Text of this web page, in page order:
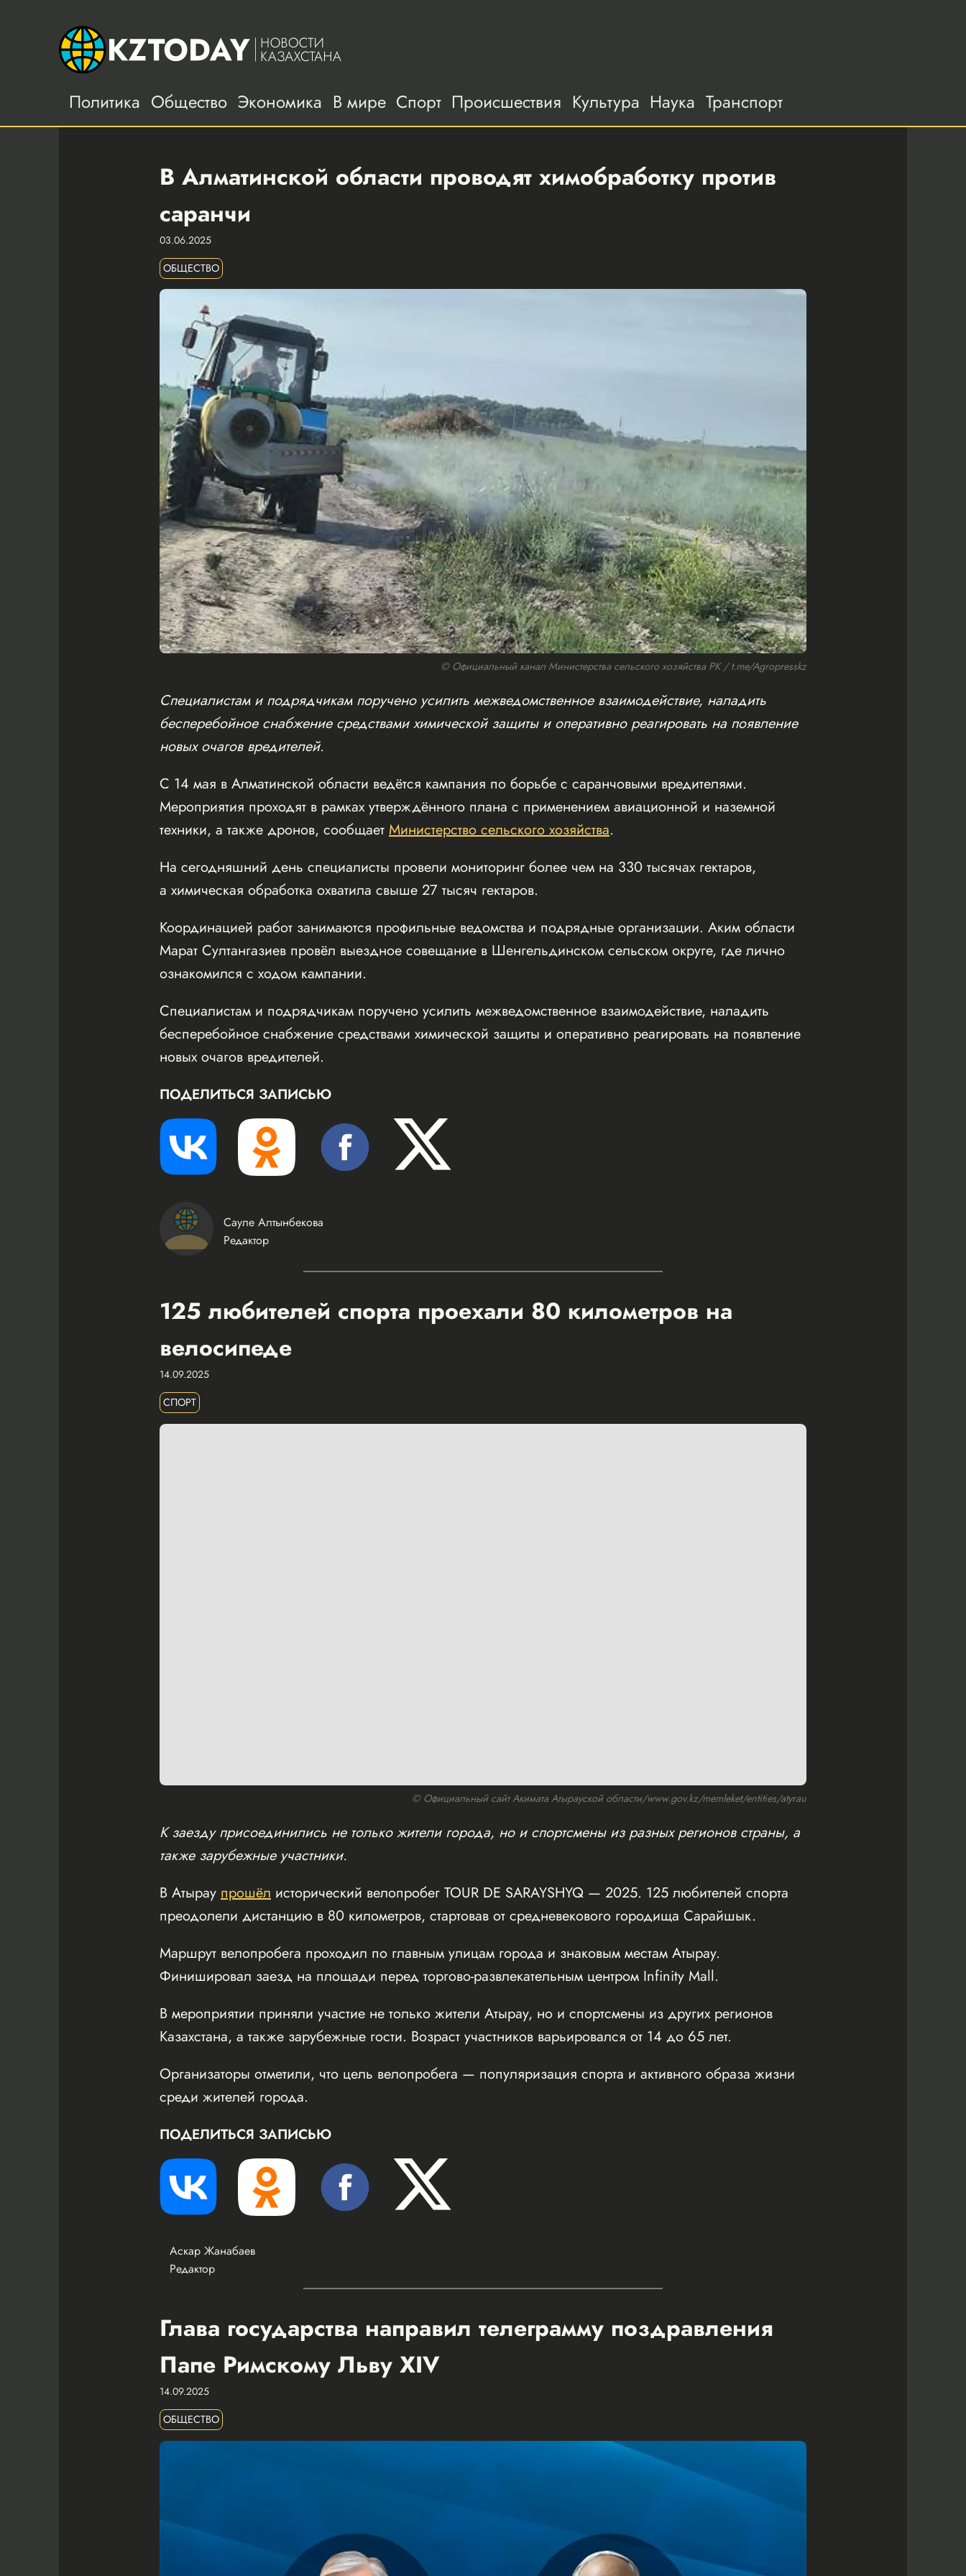
Политика Общество Экономика В мире Спорт Происшествия Культура Наука Транспорт
В Алматинской области проводят химобработку против
саранчи
03.06.2025
ОБЩЕСТВО
© Официальный канал Министерства сельского хозяйства РК / t.me/Agropresskz
Специалистам и подрядчикам поручено усилить межведомственное взаимодействие, наладить
бесперебойное снабжение средствами химической защиты и оперативно реагировать на появление
новых очагов вредителей.
С 14 мая в Алматинской области ведётся кампания по борьбе с саранчовыми вредителями.
Мероприятия проходят в рамках утверждённого плана с применением авиационной и наземной
техники, а также дронов, сообщает Министерство сельского хозяйства.
На сегодняшний день специалисты провели мониторинг более чем на 330 тысячах гектаров,
а химическая обработка охватила свыше 27 тысяч гектаров.
Координацией работ занимаются профильные ведомства и подрядные организации. Аким области
Марат Султангазиев провёл выездное совещание в Шенгельдинском сельском округе, где лично
ознакомился с ходом кампании.
Специалистам и подрядчикам поручено усилить межведомственное взаимодействие, наладить
бесперебойное снабжение средствами химической защиты и оперативно реагировать на появление
новых очагов вредителей.
ПОДЕЛИТЬСЯ ЗАПИСЬЮ
Сауле Алтынбекова
Редактор
125 любителей спорта проехали 80 километров на
велосипеде
14.09.2025
СПОРТ
© Официальный сайт Акимата Атырауской области/www.gov.kz/memleket/entities/atyrau
К заезду присоединились не только жители города, но и спортсмены из разных регионов страны, а
также зарубежные участники.
В Атырау прошёл исторический велопробег TOUR DE SARAYSHYQ — 2025. 125 любителей спорта
преодолели дистанцию в 80 километров, стартовав от средневекового городища Сарайшык.
Маршрут велопробега проходил по главным улицам города и знаковым местам Атырау.
Финишировал заезд на площади перед торгово-развлекательным центром Infinity Mall.
В мероприятии приняли участие не только жители Атырау, но и спортсмены из других регионов
Казахстана, а также зарубежные гости. Возраст участников варьировался от 14 до 65 лет.
Организаторы отметили, что цель велопробега — популяризация спорта и активного образа жизни
среди жителей города.
ПОДЕЛИТЬСЯ ЗАПИСЬЮ
Аскар Жанабаев
Редактор
Глава государства направил телеграмму поздравления
Папе Римскому Льву XIV
14.09.2025
ОБЩЕСТВО